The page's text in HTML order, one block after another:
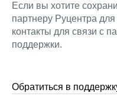
Если вы хотите
партнеру Руцентра
контакты для связи с
поддержки.
Обратиться в